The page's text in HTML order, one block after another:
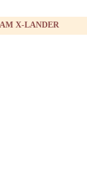
X-LANDER